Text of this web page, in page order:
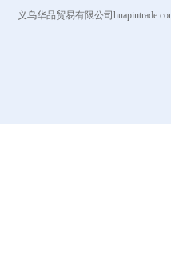
义乌华品贸易有限公司